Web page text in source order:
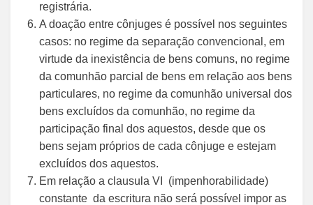
registrária.
A doação entre cônjuges é possível nos seguintes
casos: no regime da separação convencional, em
virtude da inexistência de bens comuns, no regime
da comunhão parcial de bens em relação aos bens
particulares, no regime da comunhão universal dos
bens excluídos da comunhão, no regime da
participação final dos aquestos, desde que os
bens sejam próprios de cada cônjuge e estejam
excluídos dos aquestos.
Em relação a clausula VI (impenhorabilidade)
constante da escritura não será possível impor as